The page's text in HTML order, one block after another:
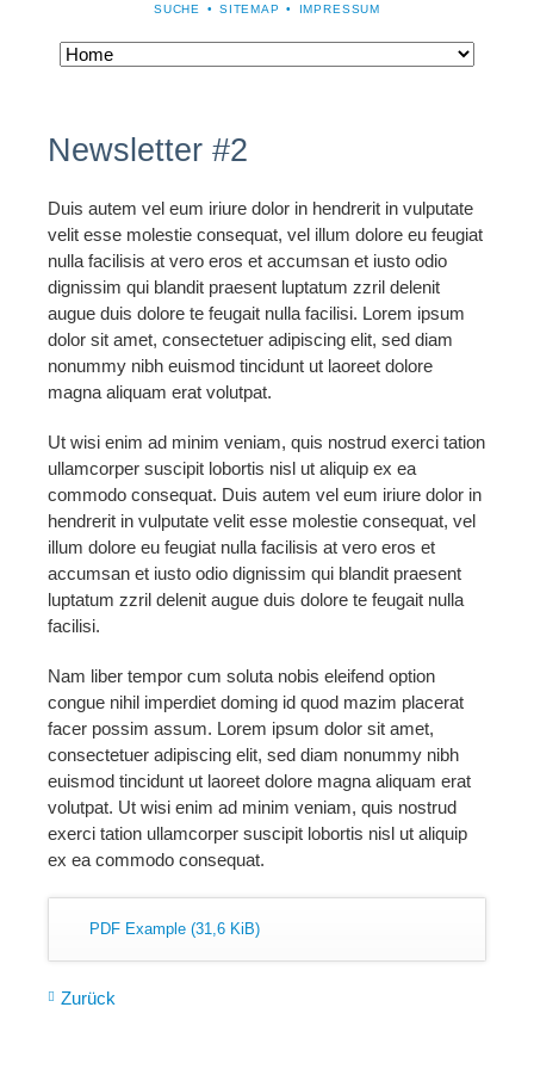
NAVIGATION
SUCHE SITEMAP IMPRESSUM
Navigation
Newsletter #2
Duis autem vel eum iriure dolor in hendrerit in vulputate
velit esse molestie consequat, vel illum dolore eu feugiat
nulla facilisis at vero eros et accumsan et iusto odio
dignissim qui blandit praesent luptatum zzril delenit
augue duis dolore te feugait nulla facilisi. Lorem ipsum
dolor sit amet, consectetuer adipiscing elit, sed diam
nonummy nibh euismod tincidunt ut laoreet dolore
magna aliquam erat volutpat.
Ut wisi enim ad minim veniam, quis nostrud exerci tation
ullamcorper suscipit lobortis nisl ut aliquip ex ea
commodo consequat. Duis autem vel eum iriure dolor in
hendrerit in vulputate velit esse molestie consequat, vel
illum dolore eu feugiat nulla facilisis at vero eros et
accumsan et iusto odio dignissim qui blandit praesent
luptatum zzril delenit augue duis dolore te feugait nulla
facilisi.
Nam liber tempor cum soluta nobis eleifend option
congue nihil imperdiet doming id quod mazim placerat
facer possim assum. Lorem ipsum dolor sit amet,
consectetuer adipiscing elit, sed diam nonummy nibh
euismod tincidunt ut laoreet dolore magna aliquam erat
volutpat. Ut wisi enim ad minim veniam, quis nostrud
exerci tation ullamcorper suscipit lobortis nisl ut aliquip
ex ea commodo consequat.
PDF Example (31,6 KiB)
Zurück